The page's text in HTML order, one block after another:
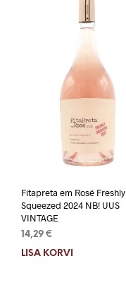
Fitapreta em Rosé Freshly
Squeezed 2024 NB! UUS
VINTAGE
14,29 €
LISA KORVI